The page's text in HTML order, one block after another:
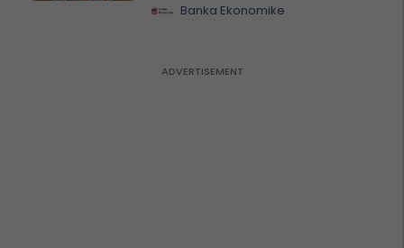
Banka Ekonomike